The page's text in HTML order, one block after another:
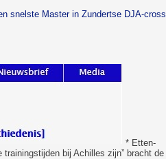
snelste Master in Zundertse DJA-cross
* Etten-
bij Achilles zijn” bracht de